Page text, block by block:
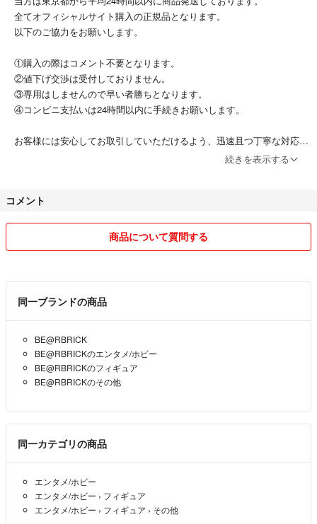
#MEDICOMTOY
#BE@RBRICK
#ベアブリック
#招き猫
#1000%
全てオフィシャルサイト購入の正規品となります。
以下のご協力をお願いします。
①購入の際はコメント不要となります。
②値下げ交渉は受付しておりません。
③専用はしませんので早い者勝ちとなります。
④コンビニ支払いは24時間以内に手続きお願いします。
お客様には安心してお取引していただけるよう、迅速且つ丁寧な対応を
続きを表示する
コメント
商品について質問する
同一ブランドの商品
BE@RBRICK
BE@RBRICKのエンタメ/ホビー
BE@RBRICKのフィギュア
BE@RBRICKのその他
同一カテゴリの商品
エンタメ/ホビー
エンタメ/ホビー › フィギュア
エンタメ/ホビー › フィギュア › その他